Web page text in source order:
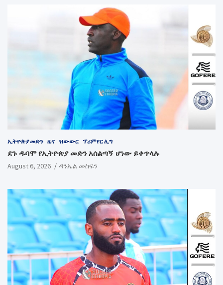
ኢትዮጵያ መድን ዜና ዝውውር ፕሪምየር ሊግ
ደጉ ዱባሞ የኢትዮጵያ መድን አሰልጣኝ ሆነው ይቀጥላሉ
August 6, 2026 ዳንኤል መስፍን